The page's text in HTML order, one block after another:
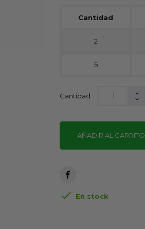
Cantidad
2
5
Cantidad
AÑADIR AL CARRITO
 En stock